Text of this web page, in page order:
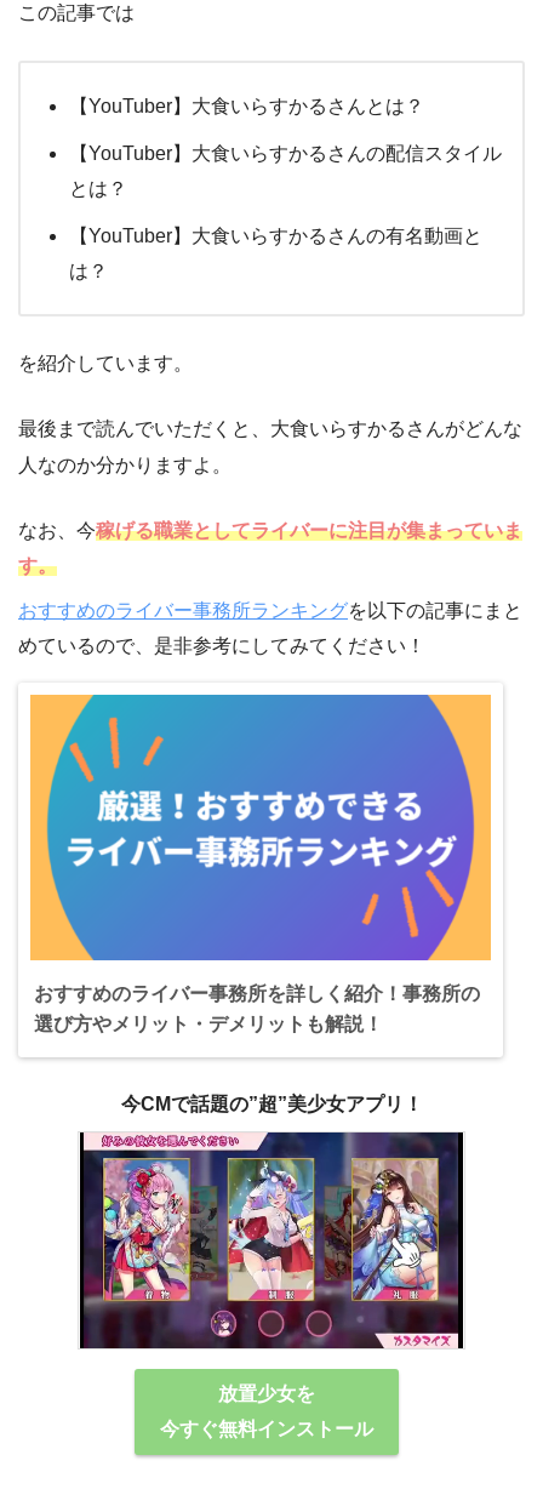
この記事では
【YouTuber】大食いらすかるさんとは？
【YouTuber】大食いらすかるさんの配信スタイル
とは？
【YouTuber】大食いらすかるさんの有名動画と
は？
を紹介しています。
最後まで読んでいただくと、大食いらすかるさんがどんな
人なのか分かりますよ。
なお、今稼げる職業としてライバーに注目が集まっていま
す。
おすすめのライバー事務所ランキングを以下の記事にまと
めているので、是非参考にしてみてください！
おすすめのライバー事務所を詳しく紹介！事務所の
選び方やメリット・デメリットも解説！
今CMで話題の”超”美少女アプリ！
放置少女を
今すぐ無料インストール